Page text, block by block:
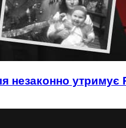
незаконно утримує